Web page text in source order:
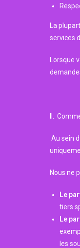
La
services
Lorsque
II.
Au sein
Nous ne
Le
tiers
Le
les